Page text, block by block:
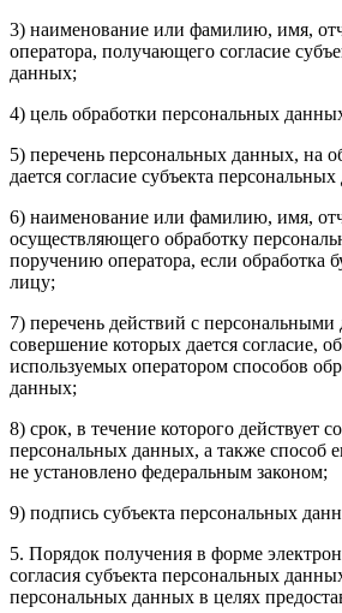
3) наименование или фамилию, имя,
оператора, получающего согласие
данных;
4) цель обработки персональных
5) перечень персональных данных, на
дается согласие субъекта
6) наименование или фамилию, имя,
осуществляющего обработку
поручению оператора, если обработка
лицу;
7) перечень действий с
совершение которых дается согласие,
используемых оператором способов
данных;
8) срок, в течение которого действует
персональных данных, а также способ
не установлено федеральным законом;
9) подпись субъекта персональных
5. Порядок получения в форме
согласия субъекта персональных
персональных данных в целях